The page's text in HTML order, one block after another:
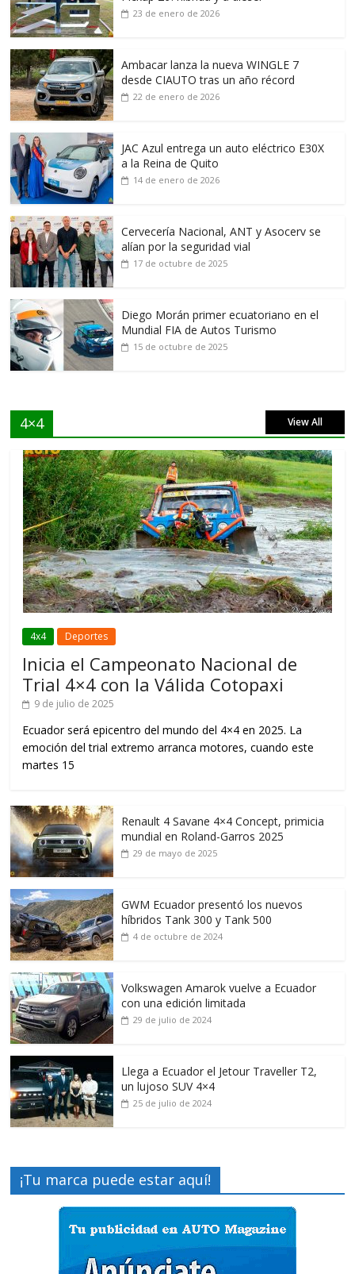
23 de enero de 2026
Ambacar lanza la nueva WINGLE 7
desde CIAUTO tras un año récord
22 de enero de 2026
JAC Azul entrega un auto eléctrico E30X
a la Reina de Quito
14 de enero de 2026
Cervecería Nacional, ANT y Asocerv se
alían por la seguridad vial
17 de octubre de 2025
Diego Morán primer ecuatoriano en el
Mundial FIA de Autos Turismo
15 de octubre de 2025
4×4 View All
4x4 Deportes
Inicia el Campeonato Nacional de
Trial 4×4 con la Válida Cotopaxi
9 de julio de 2025
Ecuador será epicentro del mundo del 4×4 en 2025. La
emoción del trial extremo arranca motores, cuando este
martes 15
Renault 4 Savane 4×4 Concept, primicia
mundial en Roland-Garros 2025
29 de mayo de 2025
GWM Ecuador presentó los nuevos
híbridos Tank 300 y Tank 500
4 de octubre de 2024
Volkswagen Amarok vuelve a Ecuador
con una edición limitada
29 de julio de 2024
Llega a Ecuador el Jetour Traveller T2,
un lujoso SUV 4×4
25 de julio de 2024
¡Tu marca puede estar aquí!